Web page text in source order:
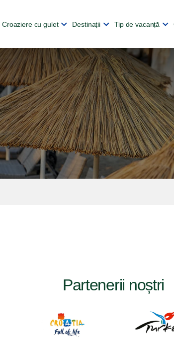
Croaziere cu gulet Destinații Tip de vacanță
Partenerii noștri